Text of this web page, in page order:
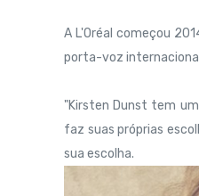
A L'Oréal começou
porta-voz
"Kirsten Dunst tem
faz suas próprias
sua escolha.